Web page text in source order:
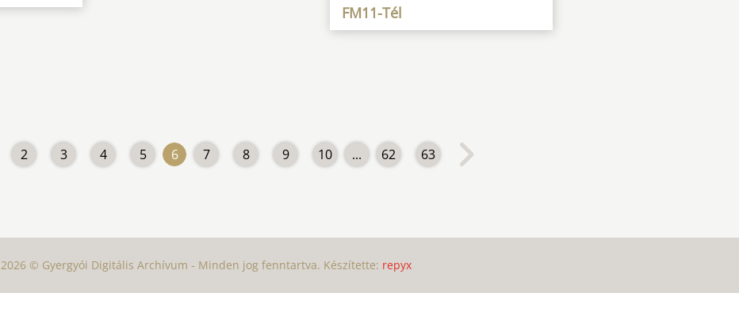
FM11-Tél
2 3 4 5 6 7 8 9 10 ... 62 63
2026 © Gyergyói Digitális Archívum - Minden jog fenntartva. Készítette: repyx